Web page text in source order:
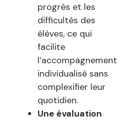
progrès et les
difficultés des
élèves, ce qui
facilite
l’accompagnement
individualisé sans
complexifier leur
quotidien.
Une évaluation